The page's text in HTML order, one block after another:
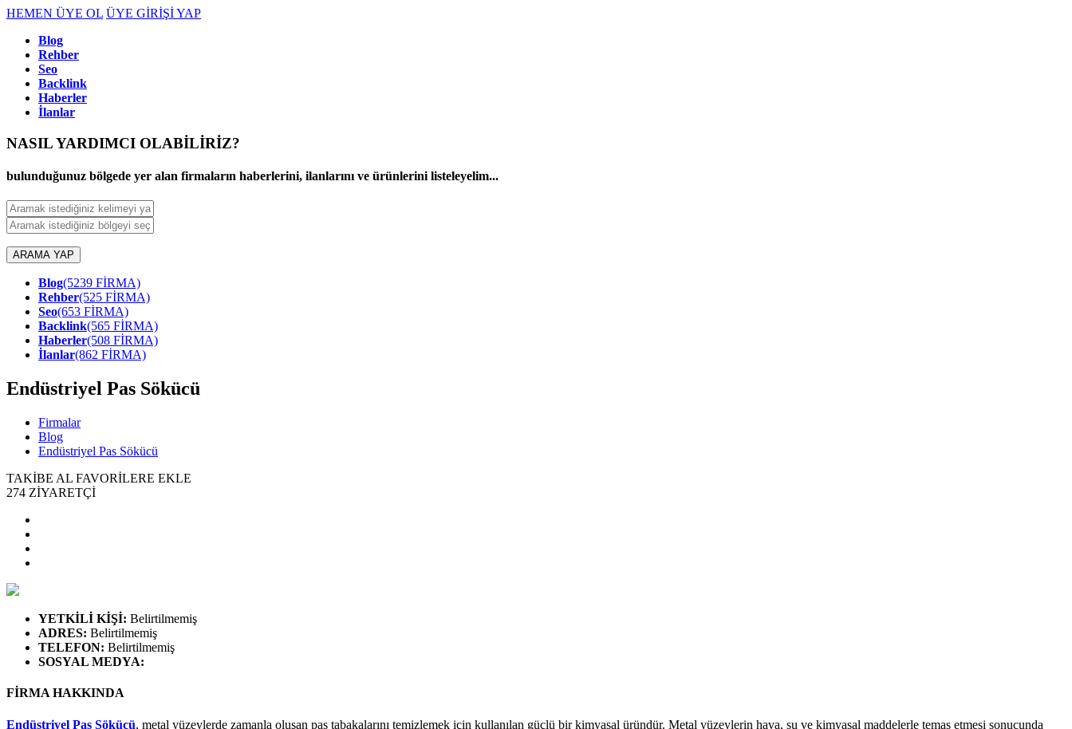
HEMEN ÜYE OL ÜYE GİRİŞİ YAP
Blog
Rehber
Seo
Backlink
Haberler
İlanlar
NASIL YARDIMCI OLABİLİRİZ?
bulunduğunuz bölgede yer alan firmaların haberlerini, ilanlarını ve ürünlerini listeleyelim...
ARAMA YAP
Blog(5239 FİRMA)
Rehber(525 FİRMA)
Seo(653 FİRMA)
Backlink(565 FİRMA)
Haberler(508 FİRMA)
İlanlar(862 FİRMA)
Endüstriyel Pas Sökücü
Firmalar
Blog
Endüstriyel Pas Sökücü
TAKİBE AL FAVORİLERE EKLE
274 ZİYARETÇİ
YETKİLİ KİŞİ: Belirtilmemiş
ADRES: Belirtilmemiş
TELEFON: Belirtilmemiş
SOSYAL MEDYA:
FİRMA HAKKINDA
Endüstriyel Pas Sökücü, metal yüzeylerde zamanla oluşan pas tabakalarını temizlemek için kullanılan güçlü bir kimyasal üründür. Metal yüzeylerin hava, su ve kimyasal maddelerle temas etmesi sonucunda